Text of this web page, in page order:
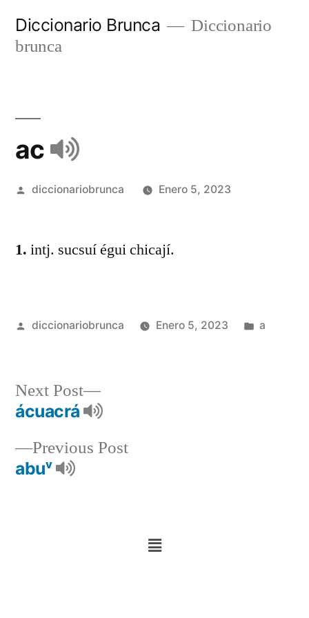
Diccionario Brunca
Diccionario
brunca
ac
diccionariobrunca Enero 5, 2023
1. intj. sucsuí égui chicají.
diccionariobrunca Enero 5, 2023 a
Previous Post
abuᵛ
Next Post
ácuacrá